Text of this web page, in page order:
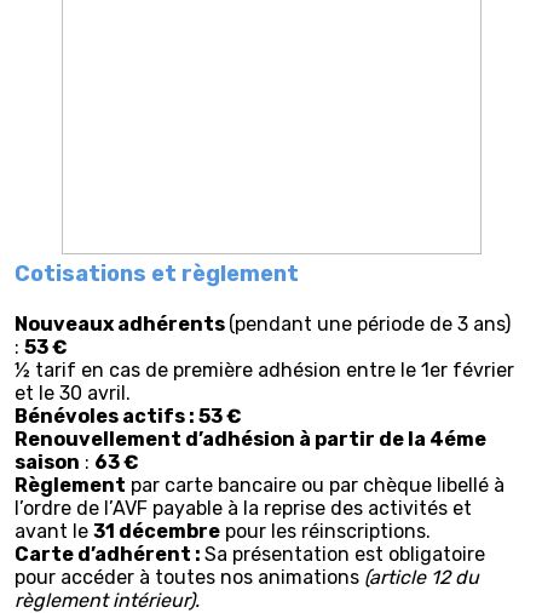
Cotisations et règlement
Nouveaux adhérents (pendant une période de 3 ans)
: 53 €
½ tarif en cas de première adhésion entre le 1er février
et le 30 avril.
Bénévoles actifs : 53 €
Renouvellement d’adhésion à partir de la 4éme
saison : 63 €
Règlement par carte bancaire ou par chèque libellé à
l’ordre de l’AVF payable à la reprise des activités et
avant le 31 décembre pour les réinscriptions.
Carte d’adhérent : Sa présentation est obligatoire
pour accéder à toutes nos animations (article 12 du
règlement intérieur).